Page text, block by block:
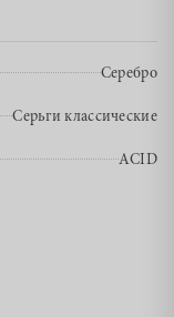
Серебро
Серьги классические
ACID